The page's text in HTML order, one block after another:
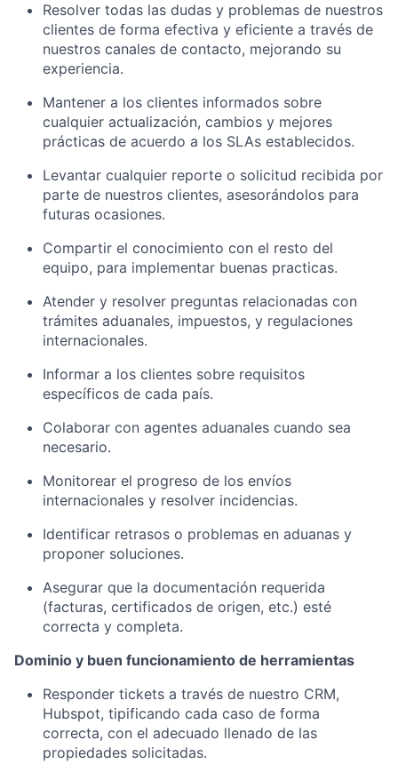
Resolver todas las dudas y problemas de nuestros
clientes de forma efectiva y eficiente a través de
nuestros canales de contacto, mejorando su
experiencia.
Mantener a los clientes informados sobre
cualquier actualización, cambios y mejores
prácticas de acuerdo a los SLAs establecidos.
Levantar cualquier reporte o solicitud recibida por
parte de nuestros clientes, asesorándolos para
futuras ocasiones.
Compartir el conocimiento con el resto del
equipo, para implementar buenas practicas.
Atender y resolver preguntas relacionadas con
trámites aduanales, impuestos, y regulaciones
internacionales.
Informar a los clientes sobre requisitos
específicos de cada país.
Colaborar con agentes aduanales cuando sea
necesario.
Monitorear el progreso de los envíos
internacionales y resolver incidencias.
Identificar retrasos o problemas en aduanas y
proponer soluciones.
Asegurar que la documentación requerida
(facturas, certificados de origen, etc.) esté
correcta y completa.
Dominio y buen funcionamiento de herramientas
Responder tickets a través de nuestro CRM,
Hubspot, tipificando cada caso de forma
correcta, con el adecuado llenado de las
propiedades solicitadas.